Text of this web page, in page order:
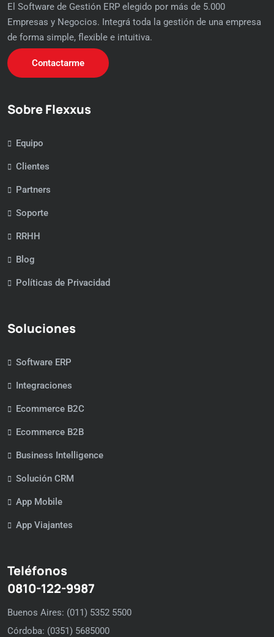
El Software de Gestión ERP elegido por más de 5.000
Empresas y Negocios. Integrá toda la gestión de una empresa
de forma simple, flexible e intuitiva.
Contactarme
Sobre Flexxus
Equipo
Clientes
Partners
Soporte
RRHH
Blog
Políticas de Privacidad
Soluciones
Software ERP
Integraciones
Ecommerce B2C
Ecommerce B2B
Business Intelligence
Solución CRM
App Mobile
App Viajantes
Teléfonos
0810-122-9987
Buenos Aires: (011) 5352 5500
Córdoba: (0351) 5685000